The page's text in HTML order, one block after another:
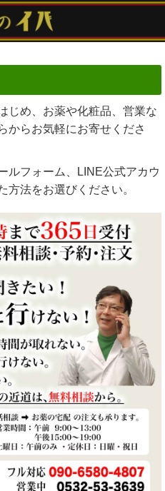
じめ、お薬や化粧品、営業な
からお気軽にお寄せくださ
ルフォーム、LINE公式アカウ
方法をお選びください。